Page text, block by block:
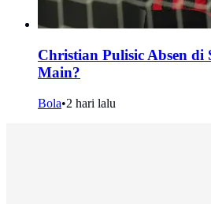
Christian Pulisic Absen
Main?
Bola•2 hari lalu